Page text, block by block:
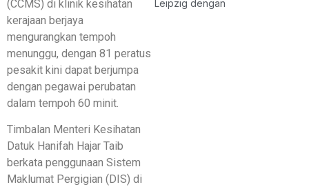
(CCMS) di klinik kesihatan
kerajaan berjaya
mengurangkan tempoh
menunggu, dengan 81 peratus
pesakit kini dapat berjumpa
dengan pegawai perubatan
dalam tempoh 60 minit.
Timbalan Menteri Kesihatan
Datuk Hanifah Hajar Taib
berkata penggunaan Sistem
Maklumat Pergigian (DIS) di
Leipzig dengan